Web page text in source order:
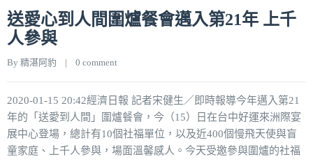
送愛心到人間圍爐餐會邁入第21年 上千
人參與
By 精湛阿豹 | 0 comment
2020-01-15 20:42經濟日報 記者宋健生／即時報導今年邁入第21
年的「送愛到人間」圍爐餐會，今（15）日在台中好運來洲際宴
展中心登場，總計有10個社福單位，以及近400個慢飛天使與盲
童家庭、上千人參與，場面溫馨感人。今天受邀參與圍爐的社福